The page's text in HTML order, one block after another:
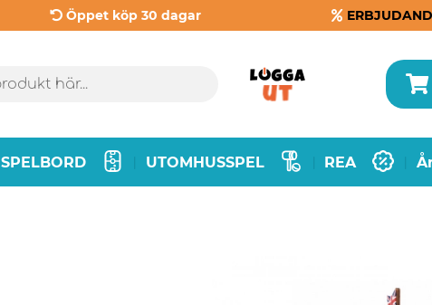
Öppet köp 30 dagar
SPELBORD UTOMHUSSPEL REA